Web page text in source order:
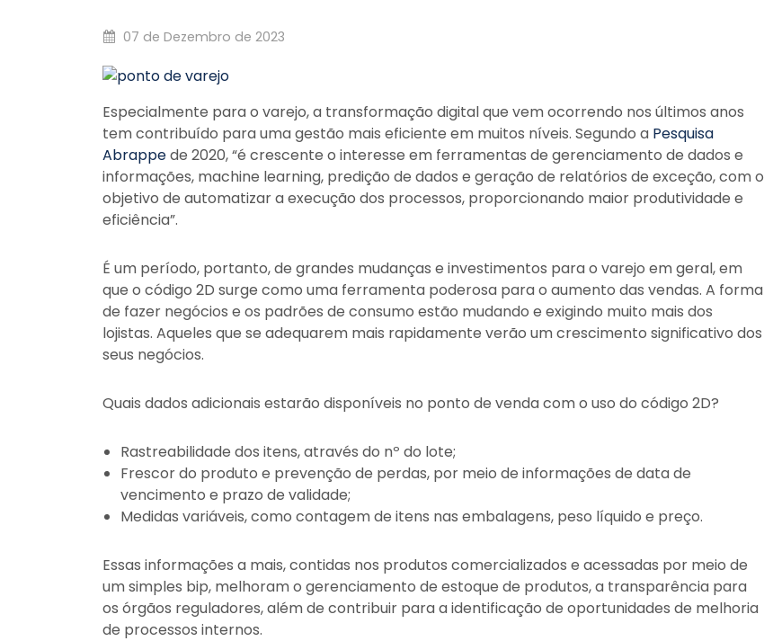
07 de Dezembro de 2023
Especialmente para o varejo, a transformação digital que vem ocorrendo nos últimos anos
tem contribuído para uma gestão mais eficiente em muitos níveis. Segundo a Pesquisa
Abrappede 2020, “é crescente o interesse em ferramentas de gerenciamento de dados e
informações, machine learning, predição de dados e geração de relatórios de exceção, com o
objetivo de automatizar a execução dos processos, proporcionando maior produtividade e
eficiência”.
É um período, portanto, de grandes mudanças e investimentos para o varejo em geral, em
que o código 2D surge como uma ferramenta poderosa para o aumento das vendas. A forma
de fazer negócios e os padrões de consumo estão mudando e exigindo muito mais dos
lojistas. Aqueles que se adequarem mais rapidamente verão um crescimento significativo dos
seus negócios.
Quais dados adicionais estarão disponíveis no ponto de venda com o uso do código 2D?
Rastreabilidade dos itens, através do nº do lote;
Frescor do produto e prevenção de perdas, por meio de informações de data de
vencimento e prazo de validade;
Medidas variáveis, como contagem de itens nas embalagens, peso líquido e preço.
Essas informações a mais, contidas nos produtos comercializados e acessadas por meio de
um simples bip, melhoram o gerenciamento de estoque de produtos, a transparência para
os órgãos reguladores, além de contribuir para a identificação de oportunidades de melhoria
de processos internos.